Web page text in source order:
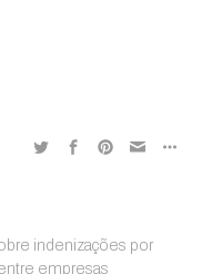
indenizações por
empresas